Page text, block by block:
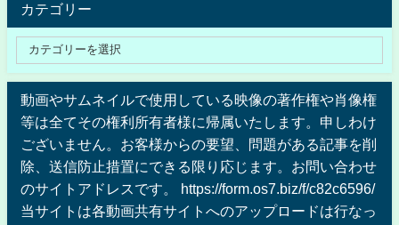
カテゴリー
動画やサムネイルで使用している映像の著作権や肖像権
等は全てその権利所有者様に帰属いたします。申しわけ
ございません。お客様からの要望、問題がある記事を削
除、送信防止措置にできる限り応じます。お問い合わせ
のサイトアドレスです。 https://form.os7.biz/f/c82c6596/
当サイトは各動画共有サイトへのアップロードは行なっ